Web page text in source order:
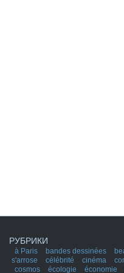
РУБРИКИ
à Paris bandes dessinées
s'arrose
célébrité cinéma
cosmos
écologie économie